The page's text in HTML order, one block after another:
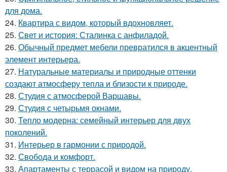
для дома.
24. Квартира с видом, который вдохновляет.
25. Свет и история: Сталинка с анфиладой.
26. Обычный предмет мебели превратился в акцентный
элемент интерьера.
27. Натуральные материалы и природные оттенки
создают атмосферу тепла и близости к природе.
28. Студия с атмосферой Варшавы.
29. Студия с четырьмя окнами.
30. Тепло модерна: семейный интерьер для двух
поколений.
31. Интерьер в гармонии с природой.
32. Свобода и комфорт.
33. Апартаменты с террасой и видом на природу.